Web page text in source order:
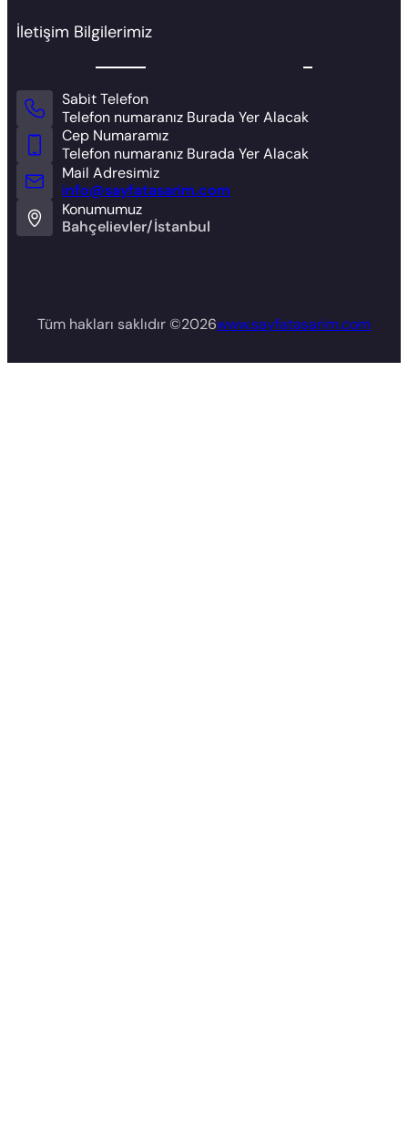
İletişim Bilgilerimiz
Sabit Telefon
Telefon numaranız Burada Yer Alacak
Cep Numaramız
Telefon numaranız Burada Yer Alacak
Mail Adresimiz
info@sayfatasarim.com
Konumumuz
Bahçelievler/İstanbul
Tüm hakları saklıdır ©2026www.sayfatasarim.com